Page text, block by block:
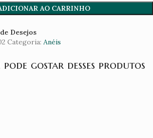
AO CARRINHO
Desejos
Categoria: Anéis
pode gostar desses produtos